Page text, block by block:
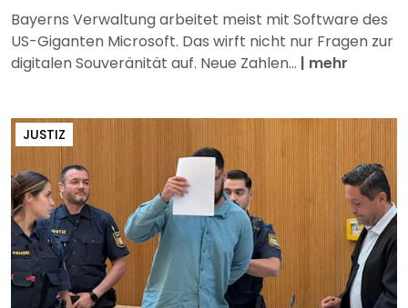
Bayerns Verwaltung arbeitet meist mit Software des
US-Giganten Microsoft. Das wirft nicht nur Fragen zur
digitalen Souveränität auf. Neue Zahlen... | mehr
JUSTIZ